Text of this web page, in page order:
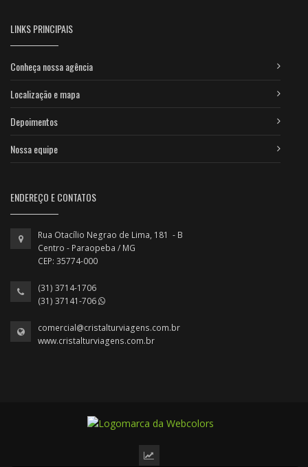
LINKS PRINCIPAIS
Conheça nossa agência
Localização e mapa
Depoimentos
Nossa equipe
ENDEREÇO E CONTATOS
Rua Otacílio Negrao de Lima, 181 - B
Centro - Paraopeba / MG
CEP: 35774-000
(31) 3714-1706
(31) 37141-706
comercial@cristalturviagens.com.br
www.cristalturviagens.com.br